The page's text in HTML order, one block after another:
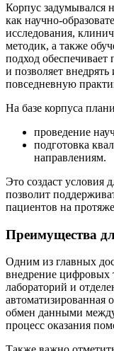
Корпус задумывался
как научно-
исследования,
методик, а также
подход обеспечивает
и позволяет
повседневную
На базе корпуса
проведение
подготовка
направлениям.
Это создаст условия
позволит
пациентов на
Преимущества
Одним из главных
внедрение цифровых
лабораторий и
автоматизированная
обмен данными
процесс оказания